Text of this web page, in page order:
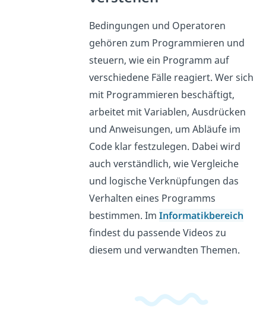
Bedingungen und Operatoren
gehören zum Programmieren und
steuern, wie ein Programm auf
verschiedene Fälle reagiert. Wer sich
mit Programmieren beschäftigt,
arbeitet mit Variablen, Ausdrücken
und Anweisungen, um Abläufe im
Code klar festzulegen. Dabei wird
auch verständlich, wie Vergleiche
und logische Verknüpfungen das
Verhalten eines Programms
bestimmen. ImInformatikbereich
findest du passende Videos zu
diesem und verwandten Themen.